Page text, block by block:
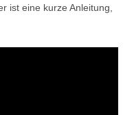
ist eine kurze Anleitung,